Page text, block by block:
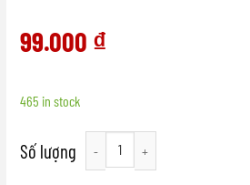
99.000 ₫
465 in stock
Thìa gỗ Spaghetti quantity